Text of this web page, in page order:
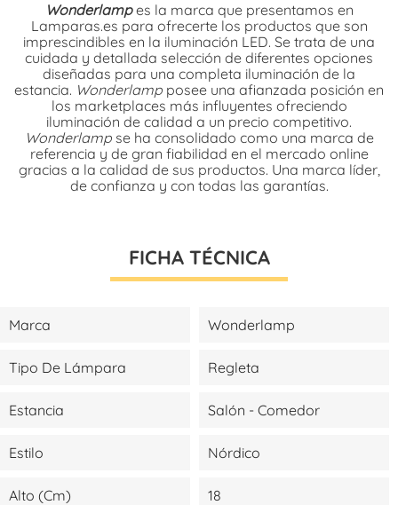
Wonderlamp es la marca que presentamos en
Lamparas.es para ofrecerte los productos que son
imprescindibles en la iluminación LED. Se trata de una
cuidada y detallada selección de diferentes opciones
diseñadas para una completa iluminación de la
estancia. Wonderlamp posee una afianzada posición en
los marketplaces más influyentes ofreciendo
iluminación de calidad a un precio competitivo.
Wonderlampse ha consolidado como una marca de
referencia y de gran fiabilidad en el mercado online
gracias a la calidad de sus productos. Una marca líder,
de confianza y con todas las garantías.
FICHA TÉCNICA
Marca Wonderlamp
Tipo De Lámpara Regleta
Estancia Salón - Comedor
Estilo Nórdico
Alto (cm) 18